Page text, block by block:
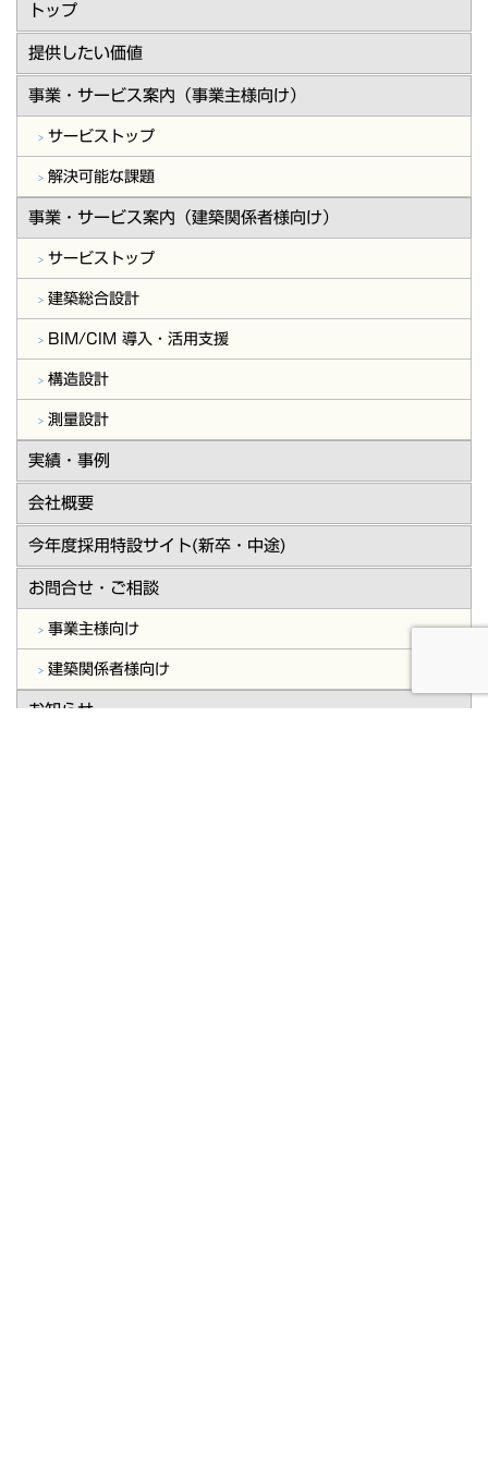
トップ
提供したい価値
事業・サービス案内（事業主様向け）
サービストップ
解決可能な課題
事業・サービス案内（建築関係者様向け）
サービストップ
建築総合設計
BIM/CIM 導入・活用支援
構造設計
測量設計
実績・事例
会社概要
今年度採用特設サイト(新卒・中途)
お問合せ・ご相談
事業主様向け
建築関係者様向け
お知らせ